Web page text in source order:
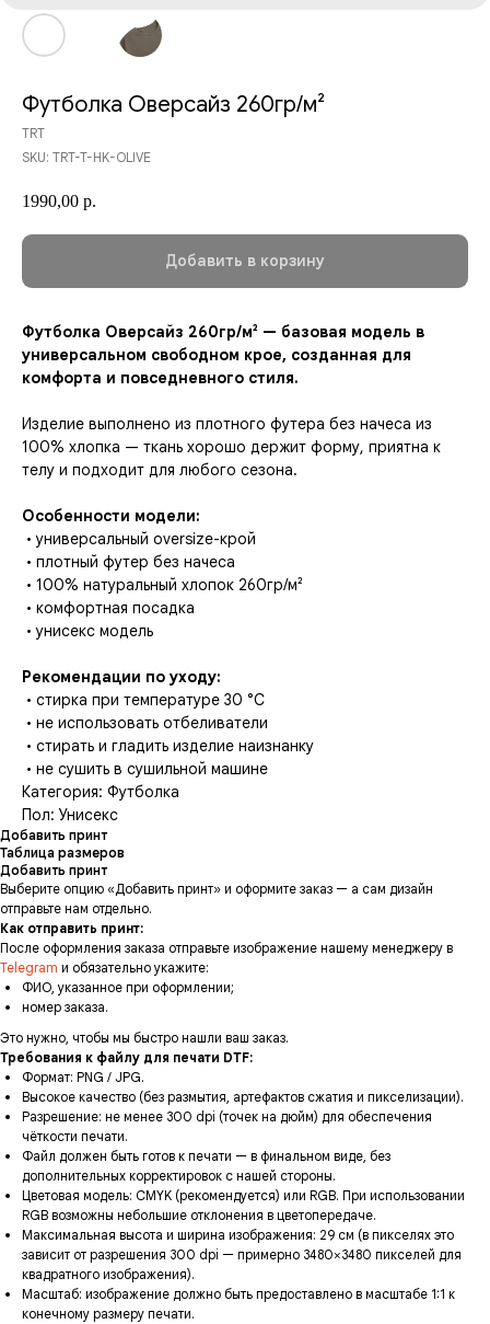
Футболка Оверсайз 260гр/м²
TRT
SKU: TRT-T-HK-OLIVE
1990,00 р.
Добавить в корзину
Футболка Оверсайз 260гр/м² — базовая модель в
универсальном свободном крое, созданная для
комфорта и повседневного стиля.
Изделие выполнено из плотного футера без начеса из
100% хлопка — ткань хорошо держит форму, приятна к
телу и подходит для любого сезона.
Особенности модели:
• универсальный oversize-крой
• плотный футер без начеса
• 100% натуральный хлопок 260гр/м²
• комфортная посадка
• унисекс модель
Рекомендации по уходу:
• стирка при температуре 30 °C
• не использовать отбеливатели
• стирать и гладить изделие наизнанку
• не сушить в сушильной машине
Категория: Футболка
Пол: Унисекс
Добавить принт
Таблица размеров
Добавить принт
Выберите опцию «Добавить принт» и оформите заказ — а сам дизайн
отправьте нам отдельно.
Как отправить принт:
После оформления заказа отправьте изображение нашему менеджеру в
Telegram и обязательно укажите:
ФИО, указанное при оформлении;
номер заказа.
Это нужно, чтобы мы быстро нашли ваш заказ.
Требования к файлу для печати DTF:
Формат: PNG / JPG.
Высокое качество (без размытия, артефактов сжатия и пикселизации).
Разрешение: не менее 300 dpi (точек на дюйм) для обеспечения
чёткости печати.
Файл должен быть готов к печати — в финальном виде, без
дополнительных корректировок с нашей стороны.
Цветовая модель: CMYK (рекомендуется) или RGB. При использовании
RGB возможны небольшие отклонения в цветопередаче.
Максимальная высота и ширина изображения: 29 см (в пикселях это
зависит от разрешения 300 dpi — примерно 3480×3480 пикселей для
квадратного изображения).
Масштаб: изображение должно быть предоставлено в масштабе 1:1 к
конечному размеру печати.